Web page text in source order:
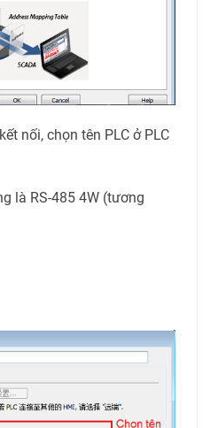
nối, chọn tên PLC ở PLC
là RS-485 4W (tương